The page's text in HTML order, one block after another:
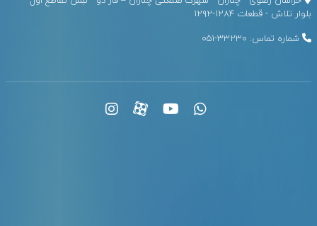
بلوار تلاش - قطعات ۱۲۸۴-۱۲۹۲
شماره تماس: 33230-051